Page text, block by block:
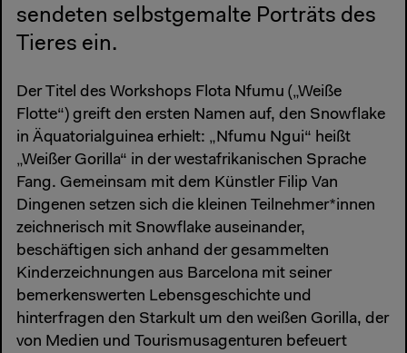
sendeten selbstgemalte Porträts des
Tieres ein.
Der Titel des Workshops Flota Nfumu („Weiße
Flotte“) greift den ersten Namen auf, den Snowflake
in Äquatorialguinea erhielt: „Nfumu Ngui“ heißt
„Weißer Gorilla“ in der westafrikanischen Sprache
Fang. Gemeinsam mit dem Künstler Filip Van
Dingenen setzen sich die kleinen Teilnehmer*innen
zeichnerisch mit Snowflake auseinander,
beschäftigen sich anhand der gesammelten
Kinderzeichnungen aus Barcelona mit seiner
bemerkenswerten Lebensgeschichte und
hinterfragen den Starkult um den weißen Gorilla, der
von Medien und Tourismusagenturen befeuert